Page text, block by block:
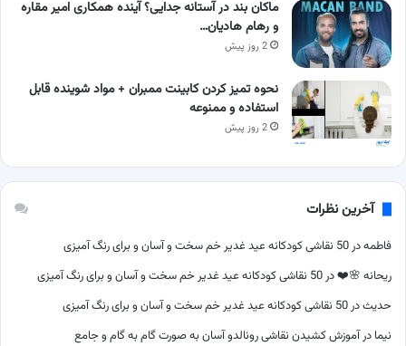
ماکان بند در آستانه جدایی؟ آینده همکاری امیر مقاره
و رهام هادیان…
2 روز پیش
نحوه تمیز کردن کابینت ممبران + مواد شوینده قابل
استفاده و ممنوعه
2 روز پیش
آخرین نظرات
فاطمهدر 50 نقاشی کودکانه عید غدیر خم سخت و آسان و برای رنگ آمیزی
ریحانه 🌸❤️در 50 نقاشی کودکانه عید غدیر خم سخت و آسان و برای رنگ آمیزی
حدیثدر 50 نقاشی کودکانه عید غدیر خم سخت و آسان و برای رنگ آمیزی
نیما درآموزش کشیدن نقاشی رونالدو آسان به صورت گام به گام و جامع